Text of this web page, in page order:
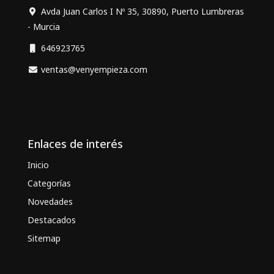
Avda Juan Carlos I Nº 35, 30890, Puerto Lumbreras
- Murcia
646923765
ventas@venyempieza.com
Enlaces de interés
Inicio
Categorías
Novedades
Destacados
Sitemap